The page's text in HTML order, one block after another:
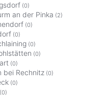
(0)
an der Pinka (2)
(0)
(0)
(0)
(0)
(0)
bei Rechnitz (0)
(0)
(0)